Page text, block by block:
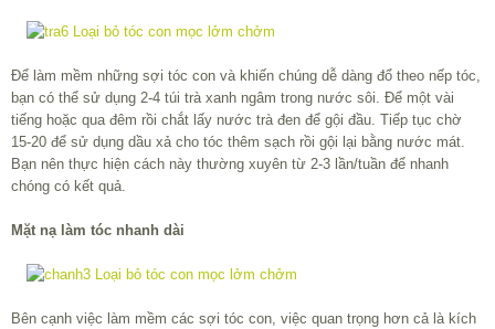
Để làm mềm những sợi tóc con và khiến chúng dễ dàng đổ theo nếp tóc,
bạn có thể sử dụng 2-4 túi trà xanh ngâm trong nước sôi. Để một vài
tiếng hoặc qua đêm rồi chắt lấy nước trà đen để gội đầu. Tiếp tục chờ
15-20 để sử dụng dầu xả cho tóc thêm sạch rồi gội lại bằng nước mát.
Bạn nên thực hiện cách này thường xuyên từ 2-3 lần/tuần để nhanh
chóng có kết quả.
Mặt nạ làm tóc nhanh dài
Bên cạnh việc làm mềm các sợi tóc con, việc quan trọng hơn cả là kích